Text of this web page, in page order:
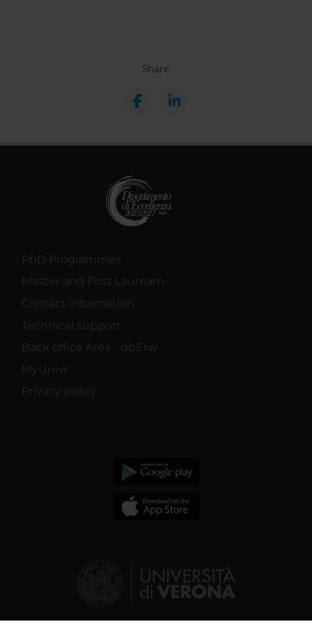
Share
PhD Programmes
Master and Post Lauream
Contact information
Technical support
Back office Area - dbErw
MyUnivr
Privacy policy